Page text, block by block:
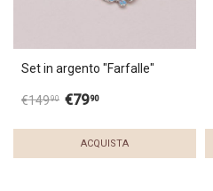
Set in argento "Farfalle"
€14990 €7990
ACQUISTA